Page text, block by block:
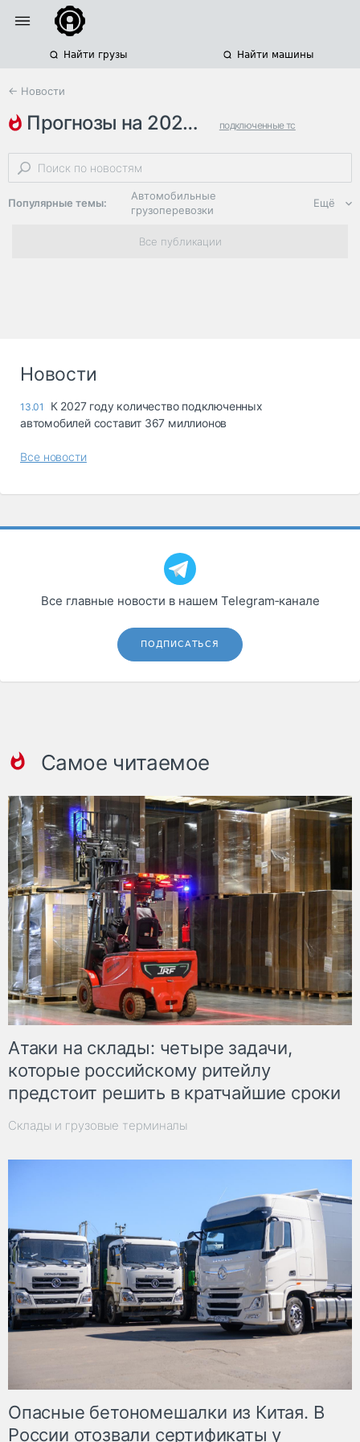
Найти грузы Найти машины
← Новости
прогнозы на 2027 год подключенные тс
Популярные темы:
Автомобильные
грузоперевозки
Региональная
логистика
опасные грузы
грузовые
Коммерческий
транспорт
Спецтехника
Автосервис,
запчасти, шины
Дзен
Ещё
Все публикации
Новости
13.01
К 2027 году количество подключенных
автомобилей составит 367 миллионов
Все новости
Все главные новости в нашем Telegram‑канале
ПОДПИСАТЬСЯ
Самое читаемое
Атаки на склады: четыре задачи,
которые российскому ритейлу
предстоит решить в кратчайшие сроки
Склады и грузовые терминалы
Опасные бетономешалки из Китая. В
России отозвали сертификаты у